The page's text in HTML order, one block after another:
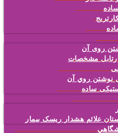
روی آن
مشخصات
نوشتن روي آن
ساده
علائم هشدار ریسک بیمار